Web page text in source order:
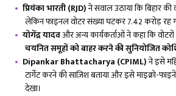
प्रियंका भारती (RJD)ने सवाल उठाया कि बिहार
लेकिन फाइनल वोटर संख्या घटकर 7.42 करोड़ रह
योगेंद्र यादवऔर अन्य कार्यकर्ताओं ने कहा कि
चयनित समूहों को बाहर करने की सुनियोजित
Dipankar Bhattacharya (CPIML)ने इसे
टार्गेट करने की साज़िश बताया और इसे माइक्रो-
देखा।